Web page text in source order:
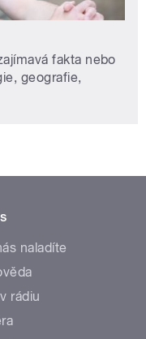
fakta nebo
geografie,
naladíte
rádiu